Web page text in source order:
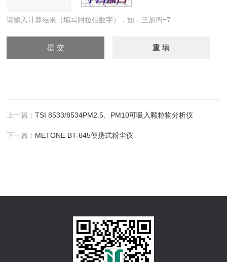
请输入计算结果（填写阿拉伯数字），如：三加四=7
上一篇：TSI 8533/8534PM2.5、PM10可吸入颗粒物分析仪
下一篇： METONE BT-645便携式粉尘仪